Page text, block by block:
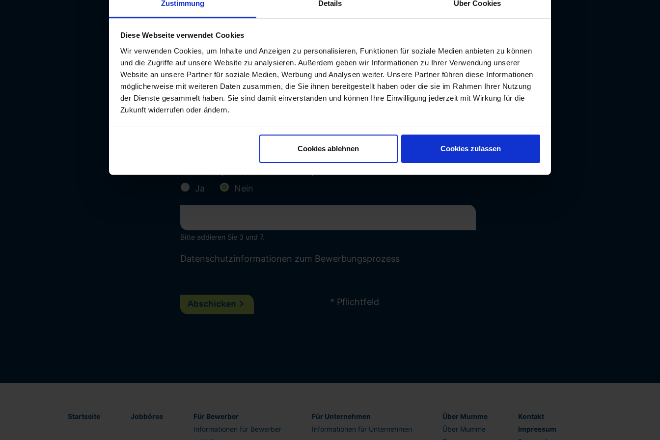
Zustimmung Details Über Cookies
Diese Webseite verwendet Cookies
Wir verwenden Cookies, um Inhalte und Anzeigen zu personalisieren, Funktionen für soziale Medien anbieten zu können
und die Zugriffe auf unsere Website zu analysieren. Außerdem geben wir Informationen zu Ihrer Verwendung unserer
Website an unsere Partner für soziale Medien, Werbung und Analysen weiter. Unsere Partner führen diese Informationen
möglicherweise mit weiteren Daten zusammen, die Sie ihnen bereitgestellt haben oder die sie im Rahmen Ihrer Nutzung
der Dienste gesammelt haben. Sie sind damit einverstanden und können Ihre Einwilligung jederzeit mit Wirkung für die
Zukunft widerrufen oder ändern.
Cookies ablehnen Cookies zulassen
Bewerbung als
Pflichtfeld
Kurzer Lebenslauf*
Pflichtfeld
Mobilität (Führerschein + PKW)*
Ja
Nein
Bitte addieren Sie 3 und 7.
Datenschutzinformationen zum Bewerbungsprozess
Abschicken > * Pflichtfeld
Startseite Jobbörse
Für Bewerber
Informationen für Bewerber
Für Unternehmen
Informationen für Unternehmen
Über Mumme
Über Mumme
Kontakt
Impressum